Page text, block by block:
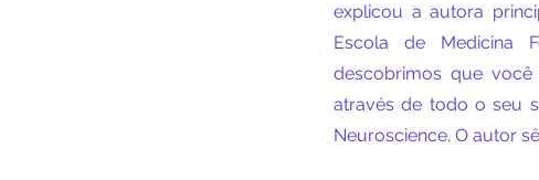
explicou a autora
Escola de Medicina
descobrimos que
através de todo o seu
Neuroscience. O autor